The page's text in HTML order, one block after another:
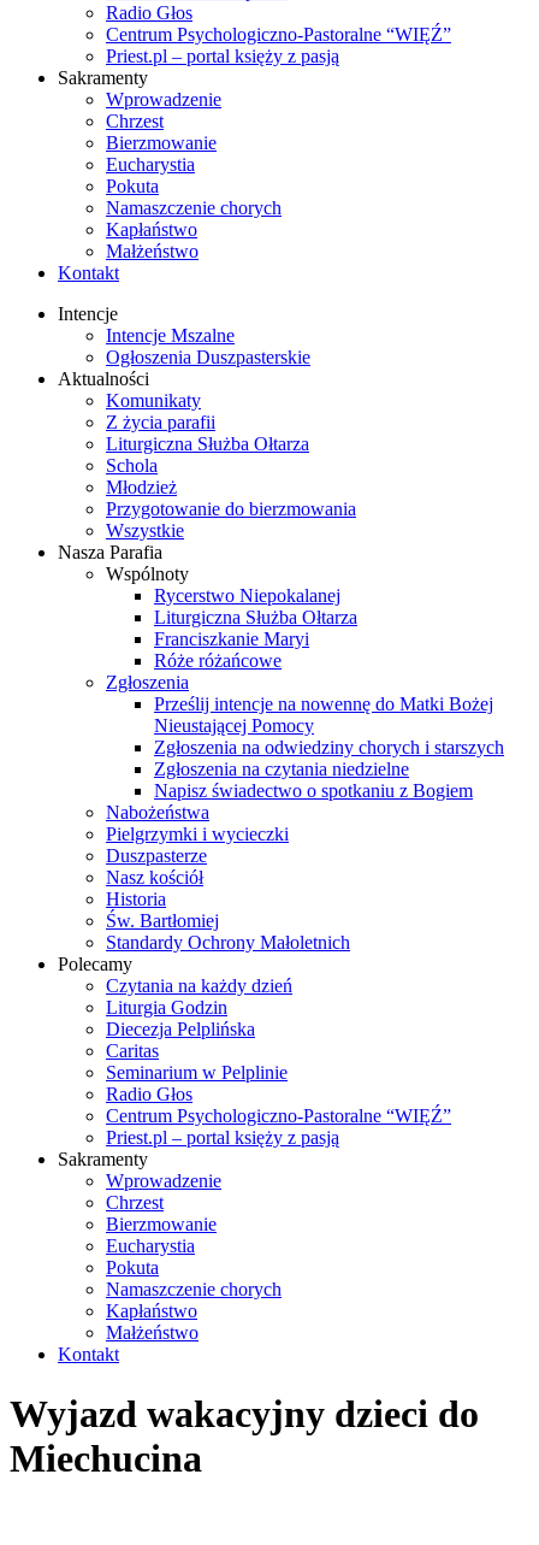
Radio Głos
Centrum Psychologiczno-Pastoralne “WIĘŹ”
Priest.pl – portal księży z pasją
Sakramenty
Wprowadzenie
Chrzest
Bierzmowanie
Eucharystia
Pokuta
Namaszczenie chorych
Kapłaństwo
Małżeństwo
Kontakt
Intencje
Intencje Mszalne
Ogłoszenia Duszpasterskie
Aktualności
Komunikaty
Z życia parafii
Liturgiczna Służba Ołtarza
Schola
Młodzież
Przygotowanie do bierzmowania
Wszystkie
Nasza Parafia
Wspólnoty
Rycerstwo Niepokalanej
Liturgiczna Służba Ołtarza
Franciszkanie Maryi
Róże różańcowe
Zgłoszenia
Prześlij intencje na nowennę do Matki Bożej
Nieustającej Pomocy
Zgłoszenia na odwiedziny chorych i starszych
Zgłoszenia na czytania niedzielne
Napisz świadectwo o spotkaniu z Bogiem
Nabożeństwa
Pielgrzymki i wycieczki
Duszpasterze
Nasz kościół
Historia
Św. Bartłomiej
Standardy Ochrony Małoletnich
Polecamy
Czytania na każdy dzień
Liturgia Godzin
Diecezja Pelplińska
Caritas
Seminarium w Pelplinie
Radio Głos
Centrum Psychologiczno-Pastoralne “WIĘŹ”
Priest.pl – portal księży z pasją
Sakramenty
Wprowadzenie
Chrzest
Bierzmowanie
Eucharystia
Pokuta
Namaszczenie chorych
Kapłaństwo
Małżeństwo
Kontakt
Wyjazd wakacyjny dzieci do
Miechucina